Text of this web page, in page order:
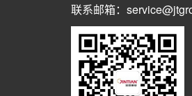
联系邮箱：